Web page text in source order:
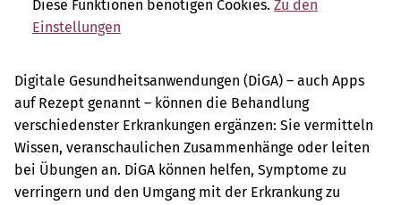
Diese Funktionen benötigen Cookies. Zu den
Einstellungen
Digitale Gesundheitsanwendungen (DiGA) – auch Apps
auf Rezept genannt – können die Behandlung
verschiedenster Erkrankungen ergänzen: Sie vermitteln
Wissen, veranschaulichen Zusammenhänge oder leiten
bei Übungen an. DiGA können helfen, Symptome zu
verringern und den Umgang mit der Erkrankung zu